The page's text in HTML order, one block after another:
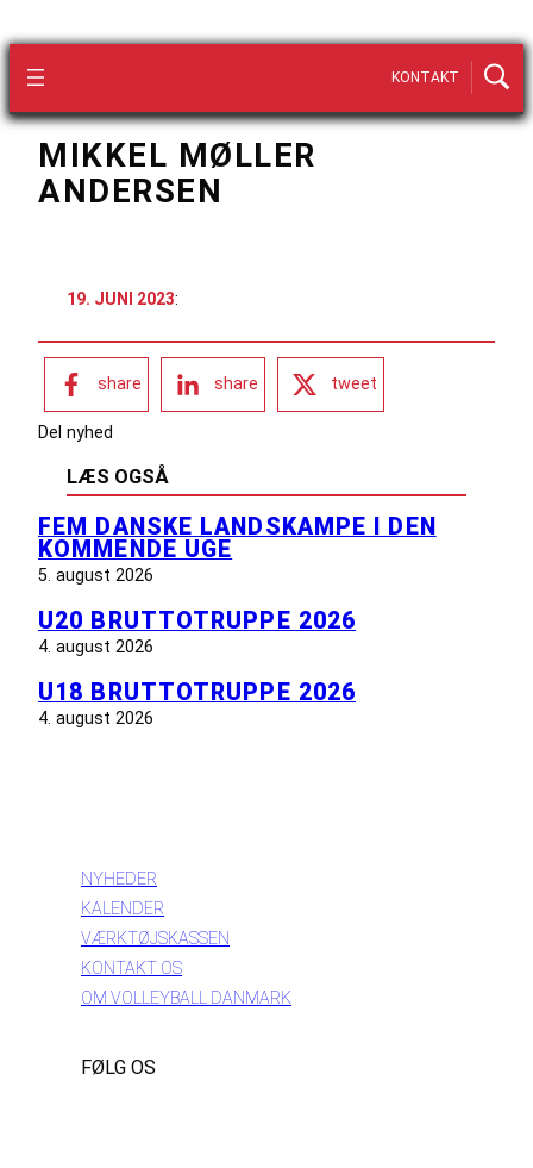
KONTAKT
MIKKEL MØLLER
ANDERSEN
19. JUNI 2023:
share share tweet
Del nyhed
LÆS OGSÅ
FEM DANSKE LANDSKAMPE I DEN
KOMMENDE UGE
5. august 2026
U20 BRUTTOTRUPPE 2026
4. august 2026
U18 BRUTTOTRUPPE 2026
4. august 2026
NYHEDER
KALENDER
VÆRKTØJSKASSEN
KONTAKT OS
OM VOLLEYBALL DANMARK
FØLG OS